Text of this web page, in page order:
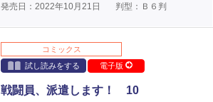
発売日：2022年10月21日
判型：Ｂ６判
コミックス
試し読みをする
電子版
戦闘員、派遣します！ 10